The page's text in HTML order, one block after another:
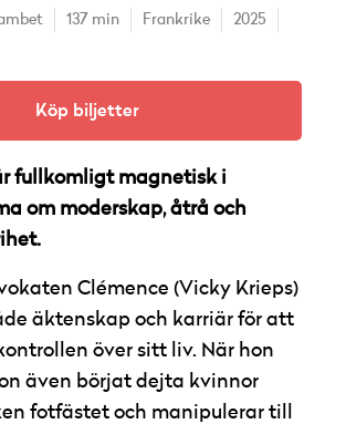
137 min Frankrike
2025
Köp biljetter
fullkomligt magnetisk i
om moderskap, åtrå och
Clémence (Vicky Krieps)
äktenskap och karriär för att
över sitt liv. När hon
även börjat dejta kvinnor
fotfästet och manipulerar till